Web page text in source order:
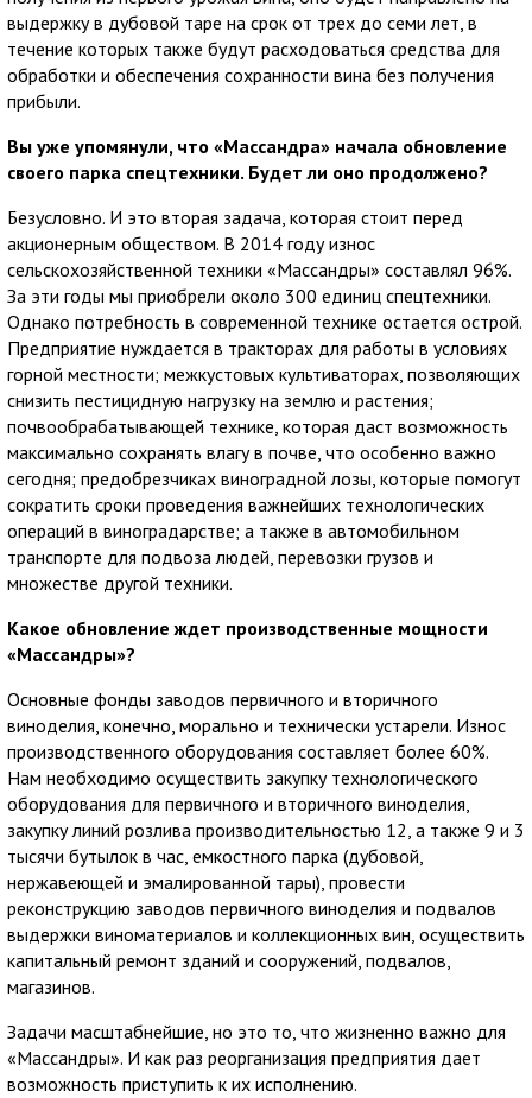
выдержку в дубовой таре на срок от трех до семи лет, в
течение которых также будут расходоваться средства для
обработки и обеспечения сохранности вина без получения
прибыли.
Вы уже упомянули, что «Массандра» начала обновление
своего парка спецтехники. Будет ли оно продолжено?
Безусловно. И это вторая задача, которая стоит перед
акционерным обществом. В 2014 году износ
сельскохозяйственной техники «Массандры» составлял 96%.
За эти годы мы приобрели около 300 единиц спецтехники.
Однако потребность в современной технике остается острой.
Предприятие нуждается в тракторах для работы в условиях
горной местности; межкустовых культиваторах, позволяющих
снизить пестицидную нагрузку на землю и растения;
почвообрабатывающей технике, которая даст возможность
максимально сохранять влагу в почве, что особенно важно
сегодня; предобрезчиках виноградной лозы, которые помогут
сократить сроки проведения важнейших технологических
операций в виноградарстве; а также в автомобильном
транспорте для подвоза людей, перевозки грузов и
множестве другой техники.
Какое обновление ждет производственные мощности
«Массандры»?
Основные фонды заводов первичного и вторичного
виноделия, конечно, морально и технически устарели. Износ
производственного оборудования составляет более 60%.
Нам необходимо осуществить закупку технологического
оборудования для первичного и вторичного виноделия,
закупку линий розлива производительностью 12, а также 9 и 3
тысячи бутылок в час, емкостного парка (дубовой,
нержавеющей и эмалированной тары), провести
реконструкцию заводов первичного виноделия и подвалов
выдержки виноматериалов и коллекционных вин, осуществить
капитальный ремонт зданий и сооружений, подвалов,
магазинов.
Задачи масштабнейшие, но это то, что жизненно важно для
«Массандры». И как раз реорганизация предприятия дает
возможность приступить к их исполнению.